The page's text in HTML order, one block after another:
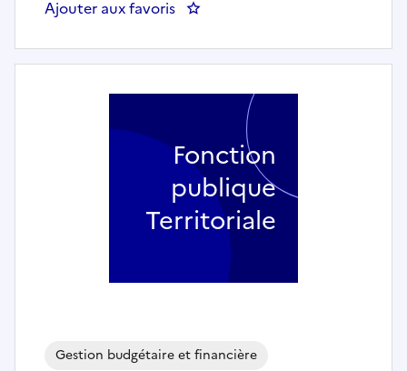
Ajouter aux favoris : Responsable du service
Gestion budgétaire et financière
Fonction
publique
Territoriale